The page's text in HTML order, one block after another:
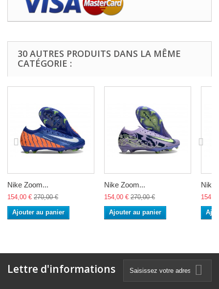
30 AUTRES PRODUITS DANS LA MÊME
CATÉGORIE :
Nike Zoom...
154,00 € 270,00 €
Ajouter au panier
Nike Zoom...
154,00 € 270,00 €
Ajouter au panier
Nike
Lettre d'informations